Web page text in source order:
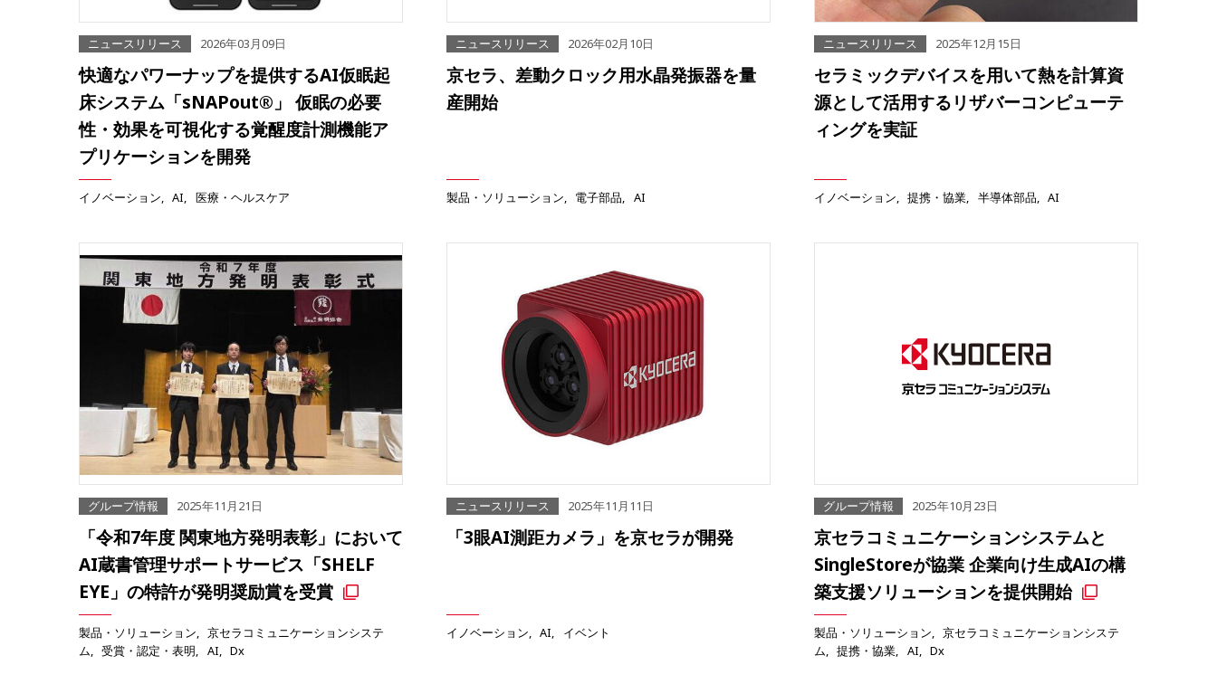
ニュースリリース 2026年03月09日
快適なパワーナップを提供するAI仮眠起
床システム「sNAPout®」 仮眠の必要
性・効果を可視化する覚醒度計測機能ア
プリケーションを開発
イノベーション AI 医療・ヘルスケア
ニュースリリース 2026年02月10日
京セラ、差動クロック用水晶発振器を量
産開始
製品・ソリューション 電子部品 AI
ニュースリリース 2025年12月15日
セラミックデバイスを用いて熱を計算資
源として活用するリザバーコンピューテ
ィングを実証
イノベーション 提携・協業 半導体部品 AI
グループ情報 2025年11月21日
「令和7年度 関東地方発明表彰」において
AI蔵書管理サポートサービス「SHELF
EYE」の特許が発明奨励賞を受賞
製品・ソリューション
京セラコミュニケーションシステ
ム
受賞・認定・表明 AI Dx
ニュースリリース 2025年11月11日
「3眼AI測距カメラ」を京セラが開発
イノベーション AI イベント
グループ情報 2025年10月23日
京セラコミュニケーションシステムと
SingleStoreが協業 企業向け生成AIの構
築支援ソリューションを提供開始
製品・ソリューション
京セラコミュニケーションシステ
ム
提携・協業 AI Dx